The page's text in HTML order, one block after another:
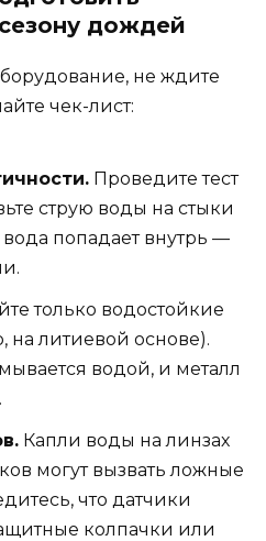
дождей
не ждите
чек-лист:
Проведите тест
струю воды на стыки
попадает внутрь —
только водостойкие
на литиевой основе).
водой, и металл
Капли воды на линзах
могут вызвать ложные
что датчики
колпачки или